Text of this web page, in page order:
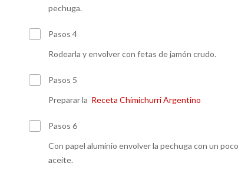
pechuga.
Pasos 4
Rodearla y envolver con fetas de jamón crudo.
Pasos 5
Preparar la Receta Chimichurri Argentino
Pasos 6
Con papel aluminio envolver la pechuga con un
aceite.